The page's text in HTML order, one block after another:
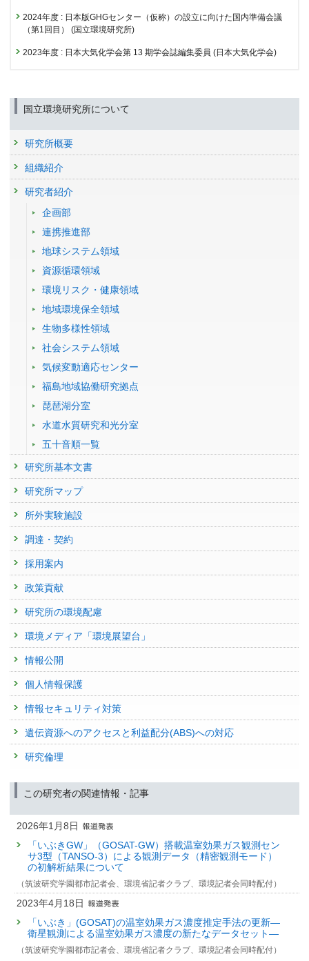
その他
principal component analysis
2025 (2025)
予稿集名 :-
研究講演
学会等名称 :赤外サウンダデータ利用研究会 (2025)
研究発表
GOSAT-2 TANSO-FTS-2 SWIR L2 Full Physicsプロダクト
とProxyプロダクトによるXCH4の比較
学会等名称 :
予稿集名 :同予稿集
研究発表
Inverse Modeling of 2023-24 CO2 surge using GOSAT
発表者 :MAITY S.(MAITY Suman)
Someya Y.(染谷有) , Yoshida Y.(吉田幸生)
予稿集名 :2025 年度秋季大会講演予稿集, B(360):186
研究発表
GOSAT series: 15 years' satellite observation of CO2 and
CH4 by GOSAT and GOSAT-2, and the preparation status
発表者 :Saeki T.(佐伯田鶴),Matsunaga T.(松永恒雄)
Yoshida Y.(吉田幸生)
Tanimoto H.(谷本浩志),Sugita T.(杉田考史)
S.(猪俣敏),Mueller A.(MUELLER Astrid)
学会等名称 :11th International Carbon Dioxide Conference (2024)
予稿集名 :-
研究講演
GOSAT and GOSAT-2 Achievements in the past 15 years
and GOSAT-GW status
発表者 : Matsunaga T.(松永恒雄)
生),Saito M.(齊藤誠)
(染谷有) Saeki T.(佐伯田鶴)
学会等名称 :
Research (COSPAR 2024) (2024)
予稿集名 :-
研究講演
TANSO-3 onboard GOSAT-GW and Its Contributions to
Climate Change Mitigation Policies
発表者 :Matsunaga T.(松永恒雄)
尚),Saeki T.(佐伯田鶴),Sugita T.(杉田考史),Someya Y.(染谷有),
Fujinawa T.(藤縄環)
A.(MUELLER Astrid)
学会等名称 :The 45th Scientific Assembly of the Committee on Space
Research (COSPAR 2024) (2024)
予稿集名 :-
研究発表
発表者 :Ohyama H.(大山博史),Tanimoto H.(谷本浩志),Matsunaga T.(松
永恒雄),Sugita T.(杉田考史) Yashiro H.(八代尚)
Fujinawa T.(藤縄環),Yoshida Y.(吉田幸生)
Hyunkwang),Saeki T.(佐伯田鶴), Saigusa N.(三枝信子), Kanaya Y.,
Sekiya T., Patra P., Takigawa M., Yamaguchi M., Bisht J., Kasai Y., Sato
T., Nakamura A.
学会等名称 :NDACC/IRWG-TCCON-COCCON Annual Meeting
2024 (2024)
予稿集名 : -
研究講演
Development of a short-term prediction system for
2024年度 : 日本版GHGセンター（仮称）の設立に向けた国内準備会議
（第1回目）
(国立環境研究所)
2023年度 : 日本大気化学会第 13 期学会誌編集委員 (日本大気化学会)
国立環境研究所について
研究所概要
組織紹介
研究者紹介
企画部
連携推進部
地球システム領域
資源循環領域
環境リスク・健康領域
地域環境保全領域
生物多様性領域
社会システム領域
気候変動適応センター
福島地域協働研究拠点
琵琶湖分室
水道水質研究和光分室
五十音順一覧
研究所基本文書
研究所マップ
所外実験施設
調達・契約
採用案内
政策貢献
研究所の環境配慮
環境メディア「環境展望台」
情報公開
個人情報保護
情報セキュリティ対策
遺伝資源へのアクセスと利益配分(ABS)への対応
研究倫理
この研究者の関連情報・記事
2026年1月8日
「いぶきGW」（GOSAT-GW）搭載温室効果ガス観測セン
サ3型（TANSO-3）による観測データ（精密観測モード）
の初解析結果について
（筑波研究学園都市記者会、環境省記者クラブ、環境記者会同時配付）
2023年4月18日
「いぶき」(GOSAT)の温室効果ガス濃度推定手法の更新—
衛星観測による温室効果ガス濃度の新たなデータセット—
（筑波研究学園都市記者会、環境省記者クラブ、環境記者会同時配付）